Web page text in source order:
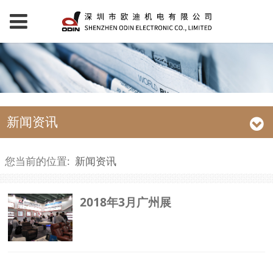
新闻资讯
您当前的位置: 新闻资讯
2018年3月广州展